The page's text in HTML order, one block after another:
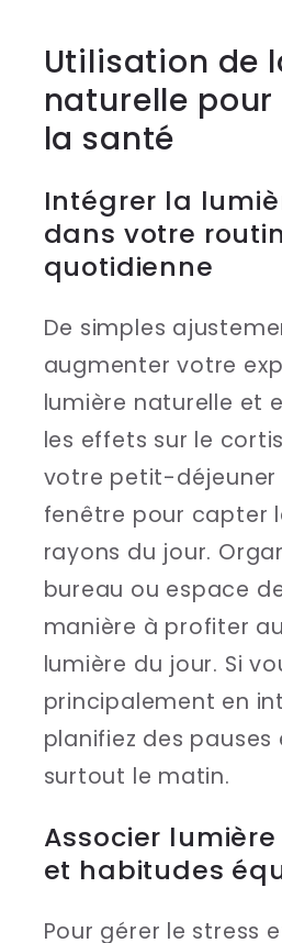
Utilisation de
naturelle
la santé
Intégrer la
dans votre
quotidienne
De simples
augmenter votre
lumière naturelle et
les effets sur le
votre petit-déjeuner
fenêtre pour capter
rayons du jour.
bureau ou espace
manière à profiter
lumière du jour. Si
principalement en
planifiez des pauses
surtout le matin.
Associer
et habitudes
Pour gérer le stress